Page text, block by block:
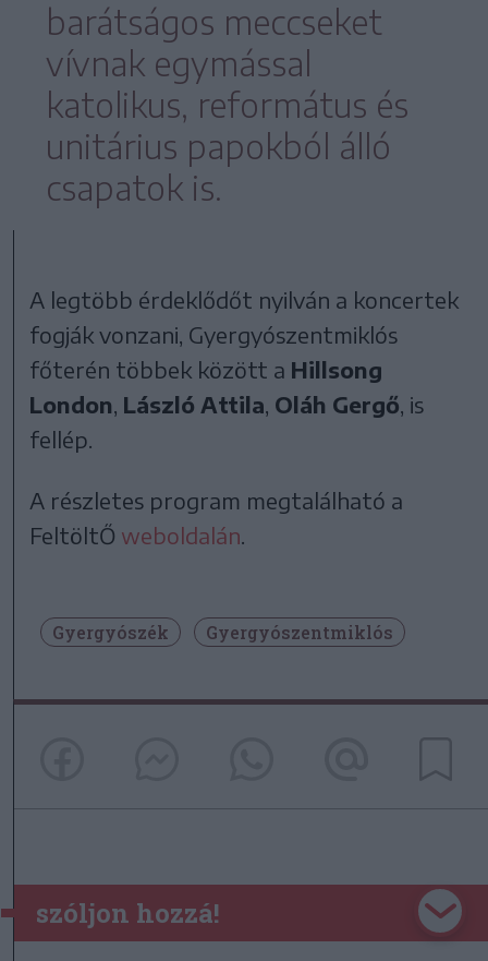
barátságos meccseket
vívnak egymással
katolikus, református és
unitárius papokból álló
csapatok is.
A legtöbb érdeklődőt nyilván a koncertek
fogják vonzani, Gyergyószentmiklós
főterén többek között a Hillsong
London, László Attila, Oláh Gergő, is
fellép.
A részletes program megtalálható a
FeltöltŐ weboldalán.
Gyergyószék Gyergyószentmiklós
szóljon hozzá!